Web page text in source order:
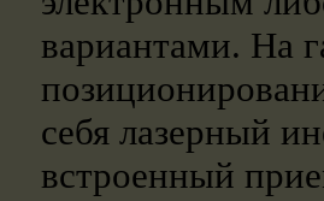
вариантами. На
себя лазерный
встроенный